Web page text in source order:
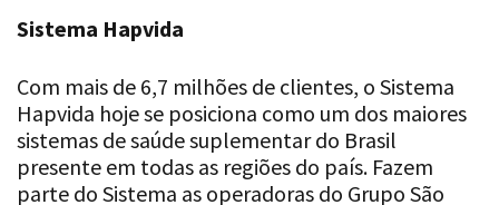
Sistema Hapvida
Com mais de 6,7 milhões de clientes, o Sistema
Hapvida hoje se posiciona como um dos maiores
sistemas de saúde suplementar do Brasil
presente em todas as regiões do país. Fazem
parte do Sistema as operadoras do Grupo São